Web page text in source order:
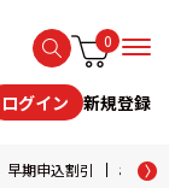
0
ログイン 新規登録
早期申込割引 おため